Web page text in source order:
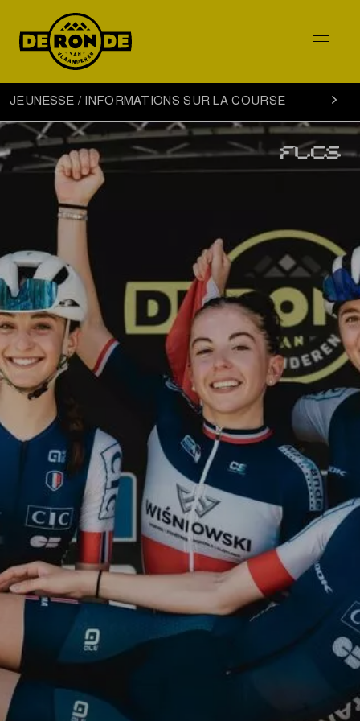
Jeunesse
informations
sur
course
JEUNESSE / INFORMATIONS SUR LA COURSE